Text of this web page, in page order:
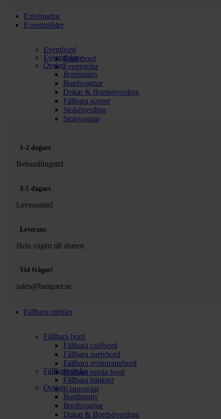
Entrémattor
Eventmöbler
Eventbord
Eventbord
Eventstolar
Eventstolar
Övrigt
Bordsstativ
Bordsvagnar
Dukar & Bordsöverdrag
Fällbara scener
Stolsöverdrag
Stolsvagnar
1-2 dagars
Behandlingstid
3-5 dagars
Leveranstid
Leverans
Hela vägen till dörren
Vid frågor!
sales@banquet.se
Fällbara möbler
Fällbara bord
Fällbara cafébord
Fällbara partybord
Fällbara restaurangbord
Fällbara runda bord
Fällbara stolar
Fällbara bänkset
Klappstolar
Övrigt
Bordsstativ
Bordsvagnar
Dukar & Bordsöverdrag